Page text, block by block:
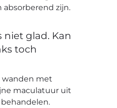
absorberend zijn.
niet glad. Kan
toch
wanden met
maculatuur uit